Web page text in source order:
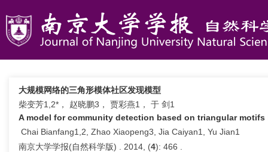
大规模网络的三角形模体社区发现模型
柴变芳1,2*， 赵晓鹏3， 贾彩燕1， 于 剑1
A model for community detection based on triangular
Chai Bianfang1,2, Zhao Xiaopeng3, Jia Caiyan1, Yu Jian1
南京大学学报(自然科学版) . 2014, (4): 466 .